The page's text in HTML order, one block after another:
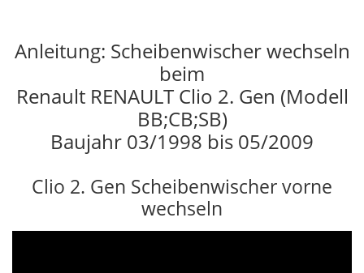
Anleitung: Scheibenwischer wechseln
beim
Renault RENAULT Clio 2. Gen (Modell
BB;CB;SB)
Baujahr 03/1998 bis 05/2009
Clio 2. Gen Scheibenwischer vorne
wechseln